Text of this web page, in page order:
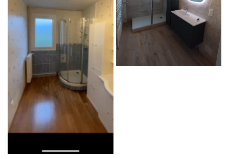
En cochant cette case, vous consentez à recevoir nos propositions
commerciales à l'adresse email indiqué ci-dessus. Vous pouvez vous
désinscrire à tout moment en utilisantle formulaire de désinscription.
INSCRIPTION